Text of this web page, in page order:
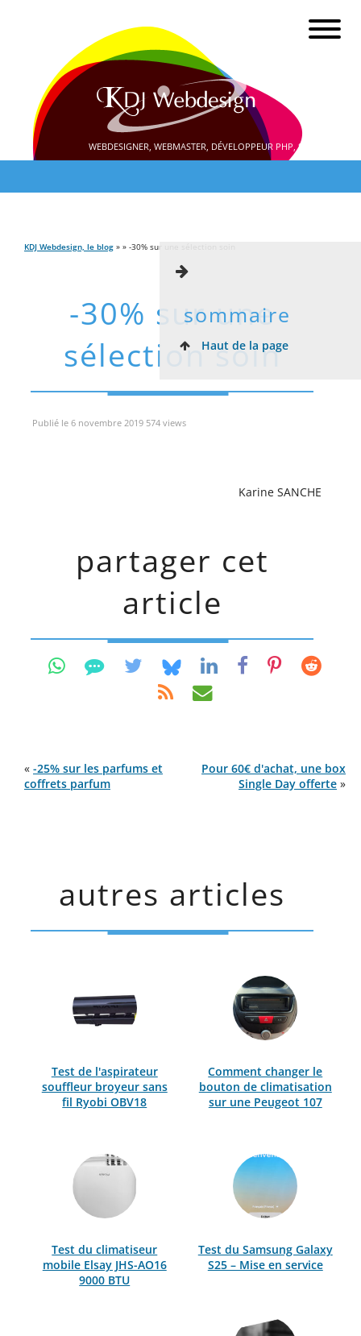
WEBDESIGNER, WEBMASTER, DÉVELOPPEUR PHP, SEO
KDJ Webdesign, le blog » » -30% sur une sélection soin
-30% sur une
sélection soin
sommaire
Haut de la page
Publié le 6 novembre 2019 574 views
Karine SANCHE
partager cet
article
« -25% sur les parfums et
coffrets parfum
Pour 60€ d'achat, une box
Single Day offerte »
autres articles
Test de l'aspirateur
souffleur broyeur sans
fil Ryobi OBV18
Comment changer le
bouton de climatisation
sur une Peugeot 107
Test du climatiseur
mobile Elsay JHS-AO16
9000 BTU
Test du Samsung Galaxy
S25 – Mise en service